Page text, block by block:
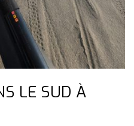
LE SUD À